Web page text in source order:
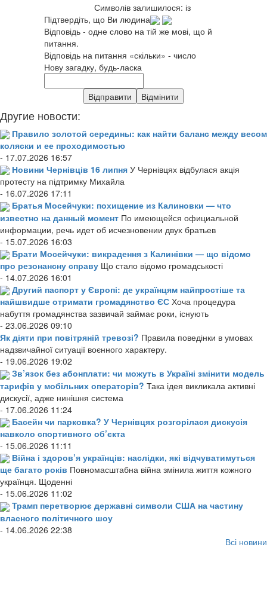
Символів залишилося: із
Підтвердіть, що Ви людина
Відповідь - одне слово на тій же мові, що й
питання.
Відповідь на питання «скільки» - число
Нову загадку, будь-ласка
Другие новости:
Правило золотой середины: как найти баланс между весом
коляски и ее проходимостью
- 17.07.2026 16:57
Новини Чернівців 16 липня У Чернівцях відбулася акція
протесту на підтримку Михайла
- 16.07.2026 17:11
Братья Мосейчуки: похищение из Калиновки — что
известно на данный момент По имеющейся официальной
информации, речь идет об исчезновении двух братьев
- 15.07.2026 16:03
Брати Мосейчуки: викрадення з Калинівки — що відомо
про резонансну справу Що стало відомо громадськості
- 14.07.2026 16:01
Другий паспорт у Європі: де українцям найпростіше та
найшвидше отримати громадянство ЄС Хоча процедура
набуття громадянства зазвичай займає роки, існують
- 23.06.2026 09:10
Як діяти при повітряній тревозі? Правила поведінки в умовах
надзвичайної ситуації воєнного характеру.
- 19.06.2026 19:02
Зв’язок без абонплати: чи можуть в Україні змінити модель
тарифів у мобільних операторів? Така ідея викликала активні
дискусії, адже нинішня система
- 17.06.2026 11:24
Басейн чи парковка? У Чернівцях розгорілася дискусія
навколо спортивного об’єкта
- 15.06.2026 11:11
Війна і здоров’я українців: наслідки, які відчуватимуться
ще багато років Повномасштабна війна змінила життя кожного
українця. Щоденні
- 15.06.2026 11:02
Трамп перетворює державні символи США на частину
власного політичного шоу
- 14.06.2026 22:38
Всі новини